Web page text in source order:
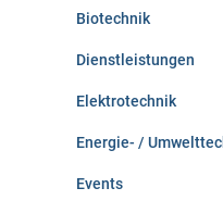
Biotechnik
Dienstleistungen
Elektrotechnik
Energie- /
Events